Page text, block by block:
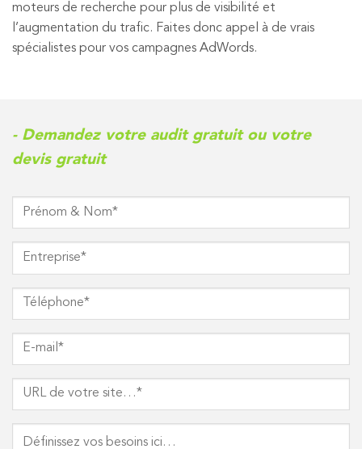
moteurs de recherche pour plus de visibilité et
l’augmentation du trafic. Faites donc appel à de vrais
spécialistes pour vos campagnes AdWords.
- Demandez votre audit gratuit ou votre
devis gratuit